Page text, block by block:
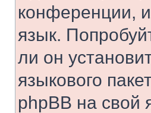
конференции,
язык.
ли он
языкового
phpBB на